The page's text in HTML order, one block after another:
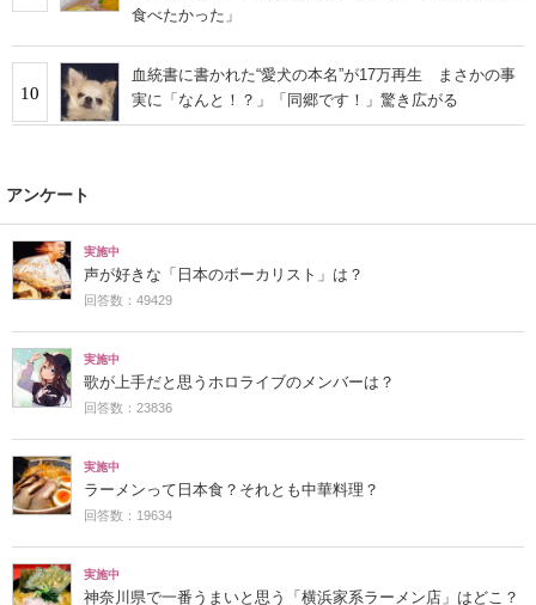
食べたかった」
10
血統書に書かれた“愛犬の本名”が17万再生 まさかの事
実に「なんと！？」「同郷です！」驚き広がる
アンケート
実施中
声が好きな「日本のボーカリスト」は？
回答数：49429
実施中
歌が上手だと思うホロライブのメンバーは？
回答数：23836
実施中
ラーメンって日本食？それとも中華料理？
回答数：19634
実施中
神奈川県で一番うまいと思う「横浜家系ラーメン店」はどこ？